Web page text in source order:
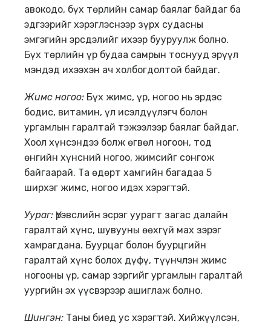
авокодо, бүх төрлийн самар баялаг байдаг ба
эдгээрийг хэрэглэснээр зүрх судасны
эмгэгийн эрсдэлийг ихээр бууруулж болно.
Бүх төрлийн үр будаа самрын тоснууд эрүүл
мэндэд ихээхэн ач холбогдолтой байдаг.
Жимс ногоо: Бүх жимс, үр, ногоо нь эрдэс
бодис, витамин, үл исэлдүүлэгч болон
ургамлын гаралтай тэжээлээр баялаг байдаг.
Хоол хүнсэндээ болж өгвөл ногоон, тод
өнгийн хүнсний ногоо, жимсийг сонгож
байгаарай. Та өдөрт хамгийн багадаа 5
ширхэг жимс, ногоо идэх хэрэгтэй.
Уураг: Үрэвслийн эсрэг уурагт загас далайн
гаралтай хүнс, шувууны өөхгүй мах зэрэг
хамрагдана. Буурцаг болон буурцгийн
гаралтай хүнс болох дүфү, түүнчлэн жимс
ногооны үр, самар зэргийг ургамлын гаралтай
уургийн эх үүсвэрээр ашиглаж болно.
Шингэн: Таны биед ус хэрэгтэй. Хийжүүлсэн,